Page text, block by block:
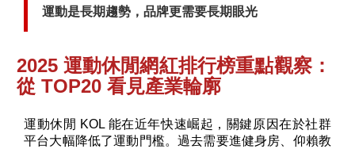
運動是長期趨勢，品牌更需要長期眼光
2025 運動休閒網紅排行榜重點觀察：
從 TOP20 看見產業輪廓
運動休閒 KOL 能在近年快速崛起，關鍵原因在於社群
平台大幅降低了運動門檻。過去需要進健身房、仰賴教